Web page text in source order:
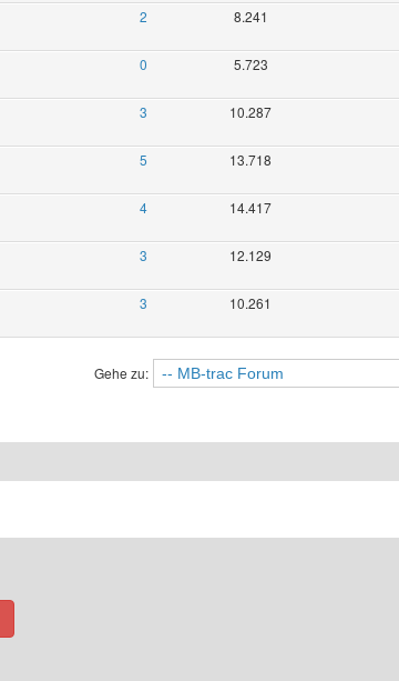
2 8.241
0 5.723
3 10.287
5 13.718
4 14.417
3 12.129
3 10.261
Gehe zu: